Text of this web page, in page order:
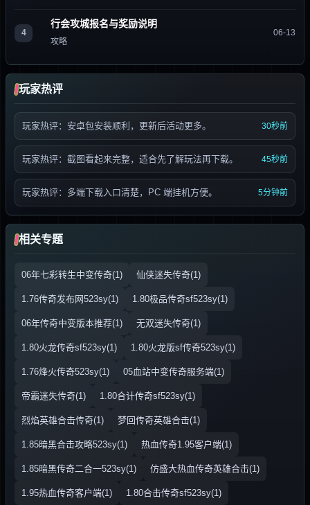
4
行会攻城报名与奖励说明
攻略
06-13
玩家热评
玩家热评：安卓包安装顺利，更新后活动更多。 30秒前
玩家热评：截图看起来完整，适合先了解玩法再下载。 45秒前
玩家热评：多端下载入口清楚，PC 端挂机方便。 5分钟前
相关专题
06年七彩转生中变传奇(1) 仙侠迷失传奇(1)
1.76传奇发布网523sy(1) 1.80极品传奇sf523sy(1)
06年传奇中变版本推荐(1) 无双迷失传奇(1)
1.80火龙传奇sf523sy(1) 1.80火龙版sf传奇523sy(1)
1.76烽火传奇523sy(1) 05血站中变传奇服务端(1)
帝霸迷失传奇(1) 1.80合计传奇sf523sy(1)
烈焰英雄合击传奇(1) 梦回传奇英雄合击(1)
1.85暗黑合击攻略523sy(1) 热血传奇1.95客户端(1)
1.85暗黑传奇二合一523sy(1) 仿盛大热血传奇英雄合击(1)
1.95热血传奇客户端(1) 1.80合击传奇sf523sy(1)